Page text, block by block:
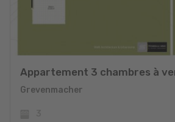
Appartement 3 chambres à
Grevenmacher